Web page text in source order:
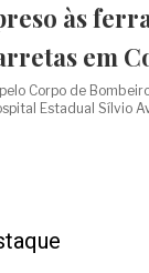
às
em
Corpo de
Estadual Sílvio